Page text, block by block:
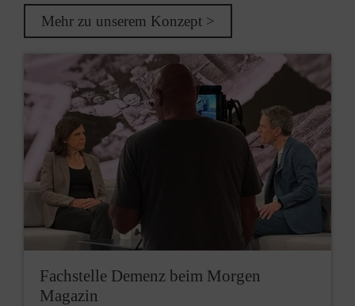
Mehr zu unserem Konzept >
Fachstelle Demenz beim Morgen
Magazin